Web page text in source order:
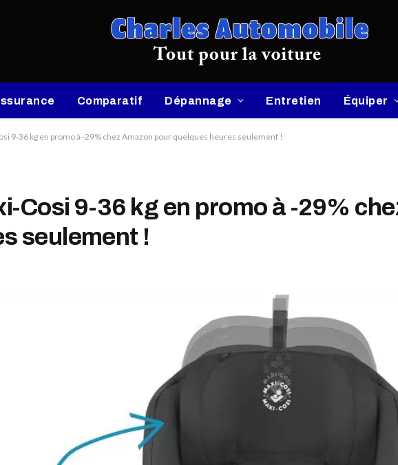
Comparatif Dépannage Entretien Équiper
9-36 kg en promo à -29% chez Amazon pour quelques heures seulement !
Cosi 9-36 kg en promo à -29%
seulement !